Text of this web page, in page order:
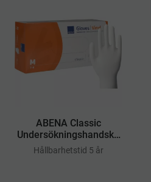
ABENA Classic
Undersökningshandske
Vinyl Puderfri M
Hållbarhetstid 5 år